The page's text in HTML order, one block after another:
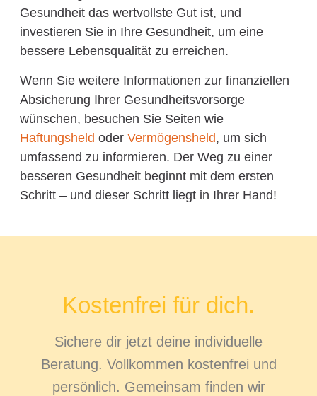
Gesundheit das wertvollste Gut ist, und
investieren Sie in Ihre Gesundheit, um eine
bessere Lebensqualität zu erreichen.
Wenn Sie weitere Informationen zur finanziellen
Absicherung Ihrer Gesundheitsvorsorge
wünschen, besuchen Sie Seiten wie
Haftungsheld oder Vermögensheld, um sich
umfassend zu informieren. Der Weg zu einer
besseren Gesundheit beginnt mit dem ersten
Schritt – und dieser Schritt liegt in Ihrer Hand!
Kostenfrei für dich.
Sichere dir jetzt deine individuelle
Beratung. Vollkommen kostenfrei und
persönlich. Gemeinsam finden wir